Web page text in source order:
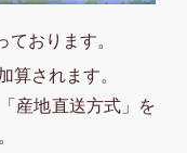
おります。
算されます。
産地直送方式」を